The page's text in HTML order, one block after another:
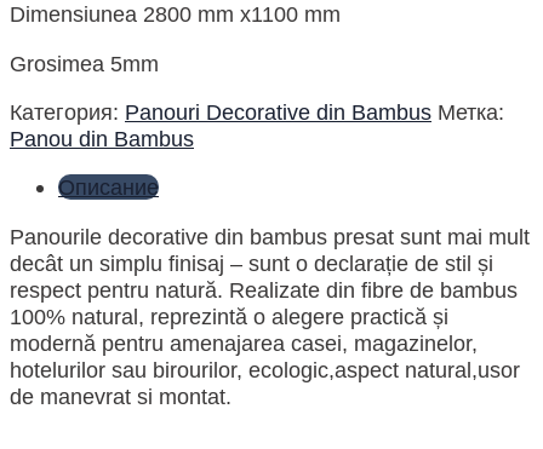
Dimensiunea 2800 mm x1100 mm
Grosimea 5mm
Категория: Panouri Decorative din Bambus Метка:
Panou din Bambus
Описание
Panourile decorative din bambus presat sunt mai mult
decât un simplu finisaj – sunt o declarație de stil și
respect pentru natură. Realizate din fibre de bambus
100% natural, reprezintă o alegere practică și
modernă pentru amenajarea casei, magazinelor,
hotelurilor sau birourilor, ecologic,aspect natural,usor
de manevrat si montat.